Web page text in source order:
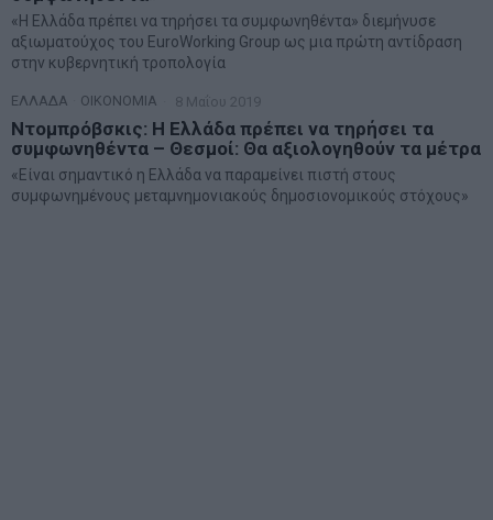
«H Ελλάδα πρέπει να τηρήσει τα συμφωνηθέντα» διεμήνυσε
αξιωματούχος του EuroWorking Group ως μια πρώτη αντίδραση
στην κυβερνητική τροπολογία
ΕΛΛΑΔΑ ΟΙΚΟΝΟΜΙΑ 8 Μαΐου 2019
Ντομπρόβσκις: Η Ελλάδα πρέπει να τηρήσει τα
συμφωνηθέντα – Θεσμοί: Θα αξιολογηθούν τα μέτρα
«Είναι σημαντικό η Ελλάδα να παραμείνει πιστή στους
συμφωνημένους μεταμνημονιακούς δημοσιονομικούς στόχους»